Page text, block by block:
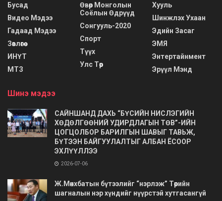
Бусад
Видео Мэдээ
Гадаад Мэдээ
Зөвлөгөө
ИНҮТ
МТЗ
Өвөр Монголын
Соёлын Өдрүүд
Сонгууль-2020
Спорт
Түүх
Улс Төр
Хууль
Шинжлэх Ухаан
Эдийн Засаг
ЭМЯ
Энтертайнмент
Эрүүл Мэнд
Шинэ мэдээ
САЙНШАНД ДАХЬ “БҮСИЙН НИСЛЭГИЙН
ХӨДӨЛГӨӨНИЙ УДИРДЛАГЫН ТӨВ”-ИЙН
ЦОГЦОЛБОР БАРИЛГЫН ШАВЫГ ТАВЬЖ,
БҮТЭЭН БАЙГУУЛАЛТЫГ АЛБАН ЁСООР
ЭХЛҮҮЛЛЭЭ
2026-07-06
Ж.Мөнхбатын бүтээлийг “нэрлэж” Төрийн
шагналын нэр хүндийг нүүрстэй хутгасангүй